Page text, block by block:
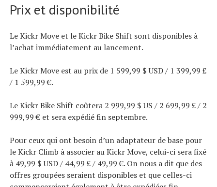
Prix ​​et disponibilité
Le Kickr Move et le Kickr Bike Shift sont disponibles à
l’achat immédiatement au lancement.
Le Kickr Move est au prix de 1 599,99 $ USD / 1 399,99 £
/ 1 599,99 €.
Le Kickr Bike Shift coûtera 2 999,99 $ US / 2 699,99 £ / 2
999,99 € et sera expédié fin septembre.
Pour ceux qui ont besoin d’un adaptateur de base pour
le Kickr Climb à associer au Kickr Move, celui-ci sera fixé
à 49,99 $ USD / 44,99 £ / 49,99 €. On nous a dit que des
offres groupées seraient disponibles et que celles-ci